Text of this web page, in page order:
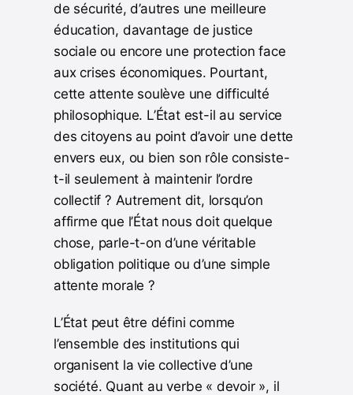
de sécurité, d’autres une meilleure
éducation, davantage de justice
sociale ou encore une protection face
aux crises économiques. Pourtant,
cette attente soulève une difficulté
philosophique. L’État est-il au service
des citoyens au point d’avoir une dette
envers eux, ou bien son rôle consiste-
t-il seulement à maintenir l’ordre
collectif ? Autrement dit, lorsqu’on
affirme que l’État nous doit quelque
chose, parle-t-on d’une véritable
obligation politique ou d’une simple
attente morale ?
L’État peut être défini comme
l’ensemble des institutions qui
organisent la vie collective d’une
société. Quant au verbe « devoir », il